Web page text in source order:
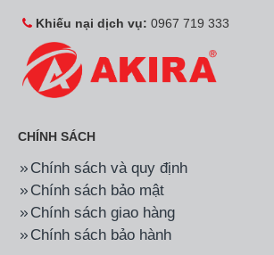
Khiếu nại dịch vụ: 0967 719 333
CHÍNH SÁCH
Chính sách và quy định
Chính sách bảo mật
Chính sách giao hàng
Chính sách bảo hành